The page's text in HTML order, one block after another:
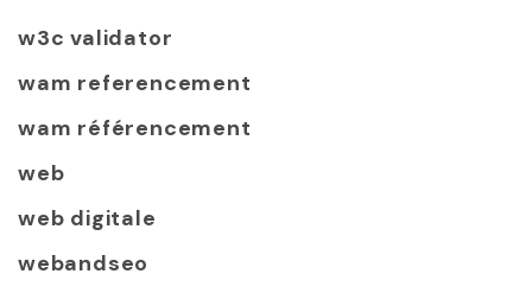
w3c validator
wam referencement
wam référencement
web
web digitale
webandseo